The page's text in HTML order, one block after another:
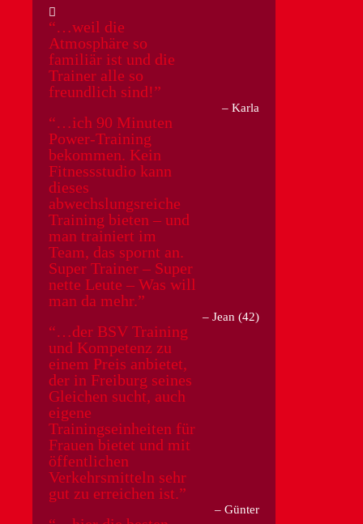
…weil die
Atmosphäre so
familiär ist und die
Trainer alle so
freundlich sind!
Karla
…ich 90 Minuten
Power-Training
bekommen. Kein
Fitnessstudio kann
dieses
abwechslungsreiche
Training bieten – und
man trainiert im
Team, das spornt an.
Super Trainer – Super
nette Leute – Was will
man da mehr.
Jean (42)
…der BSV Training
und Kompetenz zu
einem Preis anbietet,
der in Freiburg seines
Gleichen sucht, auch
eigene
Trainingseinheiten für
Frauen bietet und mit
öffentlichen
Verkehrsmitteln sehr
gut zu erreichen ist.
Günter